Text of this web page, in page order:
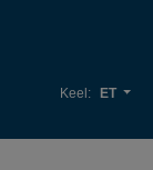
Keel: ET